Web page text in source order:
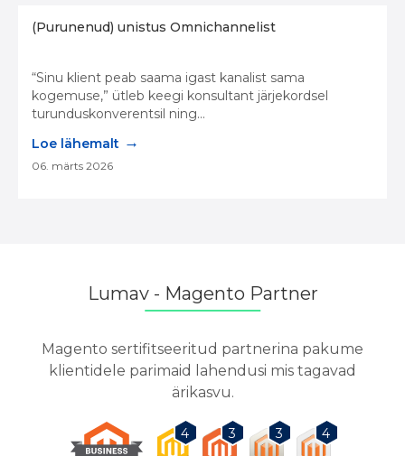
(Purunenud) unistus Omnichannelist
“Sinu klient peab saama igast kanalist sama
kogemuse,” ütleb keegi konsultant järjekordsel
turunduskonverentsil ning...
Loe lähemalt →
06. märts 2026
Lumav - Magento Partner
Magento sertifitseeritud partnerina pakume
klientidele parimaid lahendusi mis tagavad
ärikasvu.
4 3 3 4